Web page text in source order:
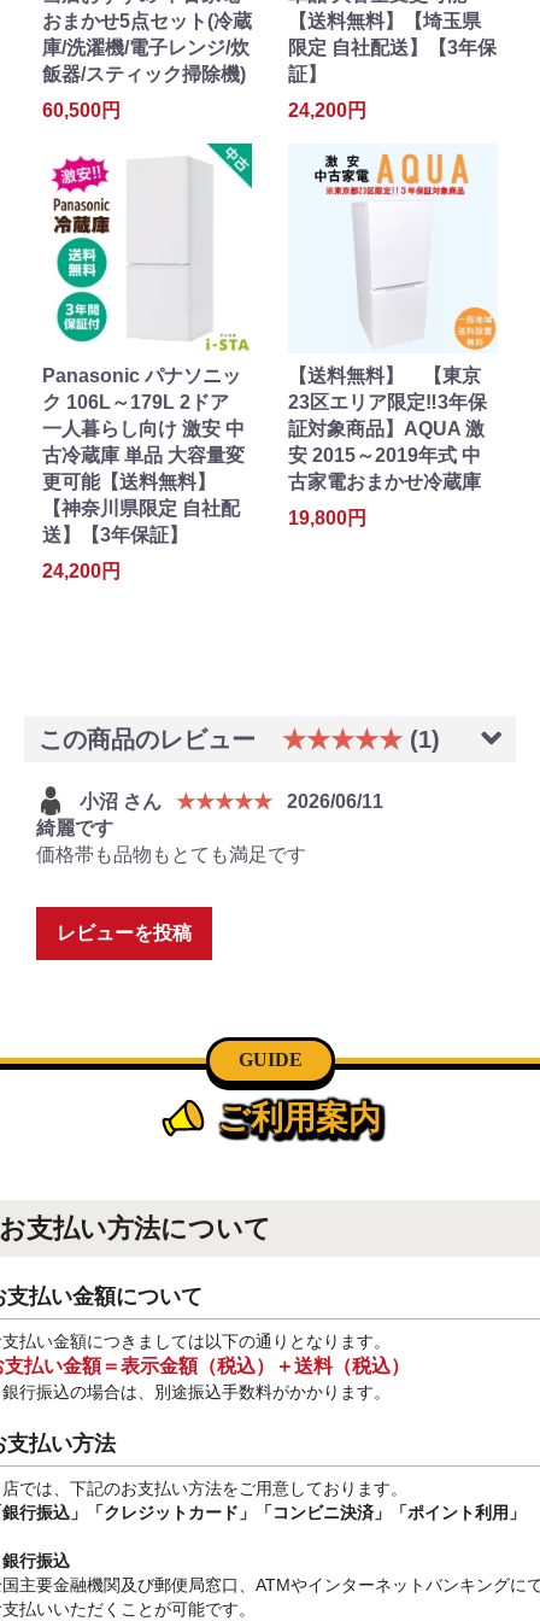
おまかせ5点セット(冷蔵
庫/洗濯機/電子レンジ/炊
飯器/スティック掃除機)
60,500円
【送料無料】【埼玉県
限定 自社配送】【3年保
証】
24,200円
Panasonic パナソニッ
ク 106L～179L 2ドア
一人暮らし向け 激安 中
古冷蔵庫 単品 大容量変
更可能【送料無料】
【神奈川県限定 自社配
送】【3年保証】
24,200円
【送料無料】 【東京
23区エリア限定‼3年保
証対象商品】AQUA 激
安 2015～2019年式 中
古家電おまかせ冷蔵庫
19,800円
この商品のレビュー ★★★★★ (1)
小沼 さん ★★★★★
2026/06/11
綺麗です
価格帯も品物もとても満足です
レビューを投稿
GUIDE
ご利用案内
お支払い方法について
支払い金額について
払い金額につきましては以下の通りとなります。
支払い金額＝表示金額（税込）＋送料（税込）
行振込の場合は、別途振込手数料がかかります。
支払い方法
では、下記のお支払い方法をご用意しております。
行振込」
「クレジットカード」「コンビニ決済」「ポイント利用」
行振込
主要金融機関及び郵便局窓口、ATMやインターネットバンキングに
払いいただくことが可能です。